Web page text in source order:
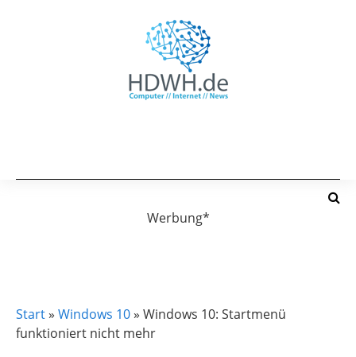
Werbung*
Start» Windows 10» Windows 10: Startmenü
funktioniert nicht mehr